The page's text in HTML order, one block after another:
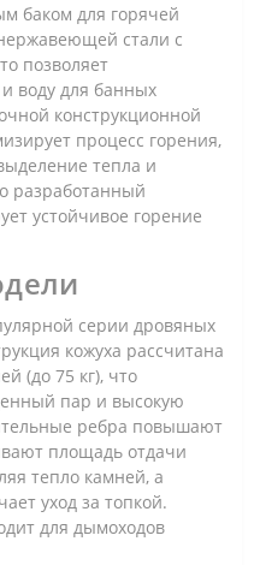
баком для горячей
стали с
позволяет
воду для банных
конструкционной
процесс горения,
тепла и
разработанный
устойчивое горение
серии дровяных
кожуха рассчитана
(до 75 кг), что
пар и высокую
ребра повышают
площадь отдачи
тепло камней, а
уход за топкой.
для дымоходов